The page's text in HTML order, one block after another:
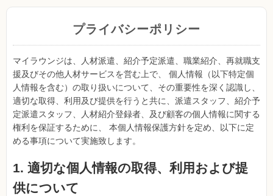
プライバシーポリシー
マイラウンジは、人材派遣、紹介予定派遣、職業紹介、再就職支
援及びその他人材サービスを営む上で、 個人情報（以下特定個
人情報を含む）の取り扱いについて、その重要性を深く認識し、
適切な取得、利用及び提供を行うと共に、派遣スタッフ、紹介予
定派遣スタッフ、人材紹介登録者、及び顧客の個人情報に関する
権利を保証するために、 本個人情報保護方針を定め、以下に定
める事項について実施致します。
1. 適切な個人情報の取得、利用および提
供について